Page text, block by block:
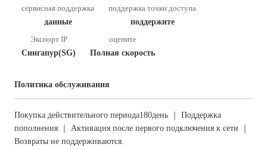
сервисная поддержка
данные
поддержка точки доступа
поддержите
Экспорт IP
Сингапур(SG)
оцените
Полная скорость
Политика обслуживания
Покупка действительного периода180день ｜ Поддержка
пополнения ｜ Активация после первого подключения к сети ｜
Возвраты не поддерживаются.